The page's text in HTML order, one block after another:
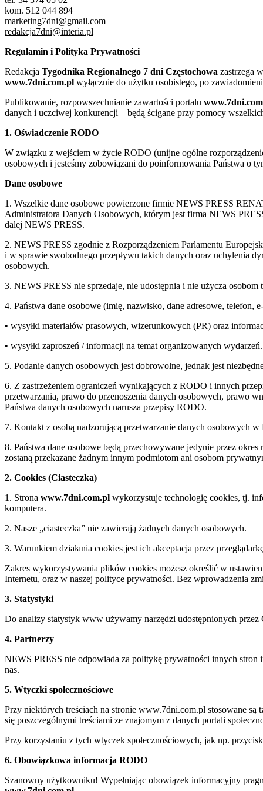
kom. 512 044 894
marketing7dni@gmail.com
redakcja7dni@interia.pl
Regulamin i Polityka Prywatności
Redakcja Tygodnika Regionalnego 7 dni Częstochowa zastrzega
www.7dni.com.pl wyłącznie do użytku osobistego, po
Publikowanie, rozpowszechnianie zawartości portalu
danych i uczciwej konkurencji – będą ścigane przy pomocy
1. Oświadczenie RODO
W związku z wejściem w życie RODO (unijne ogólne
osobowych i jesteśmy zobowiązani do poinformowania Państwa o
Dane osobowe
1. Wszelkie dane osobowe powierzone firmie NEWS PRESS
Administratora Danych Osobowych, którym jest firma NEWS
dalej NEWS PRESS.
2. NEWS PRESS zgodnie z Rozporządzeniem Parlamentu
i w sprawie swobodnego przepływu takich danych oraz uchylenia
osobowych.
3. NEWS PRESS nie sprzedaje, nie udostępnia i nie użycza
4. Państwa dane osobowe (imię, nazwisko, dane adresowe,
• wysyłki materiałów prasowych, wizerunkowych (PR) oraz
• wysyłki zaproszeń / informacji na temat organizowanych wydarzeń.
5. Podanie danych osobowych jest dobrowolne, jednak jest
6. Z zastrzeżeniem ograniczeń wynikających z RODO i innych
przetwarzania, prawo do przenoszenia danych osobowych, prawo
Państwa danych osobowych narusza przepisy RODO.
7. Kontakt z osobą nadzorującą przetwarzanie danych osobowych
8. Państwa dane osobowe będą przechowywane jedynie przez
zostaną przekazane żadnym innym podmiotom ani osobom
2. Cookies (Ciasteczka)
1. Strona www.7dni.com.pl wykorzystuje technologię cookies, tj.
komputera.
2. Nasze „ciasteczka” nie zawierają żadnych danych osobowych.
3. Warunkiem działania cookies jest ich akceptacja przez
Zakres wykorzystywania plików cookies możesz określić w
Internetu, oraz w naszej polityce prywatności. Bez wprowadzenia
3. Statystyki
Do analizy statystyk www używamy narzędzi udostępnionych przez
4. Partnerzy
NEWS PRESS nie odpowiada za politykę prywatności innych
nas.
5. Wtyczki społecznościowe
Przy niektórych treściach na stronie www.7dni.com.pl stosowane
się poszczególnymi treściami ze znajomym z danych portali
Przy korzystaniu z tych wtyczek społecznościowych, jak np.
6. Obowiązkowa informacja RODO
Szanowny użytkowniku! Wypełniając obowiązek informacyjny